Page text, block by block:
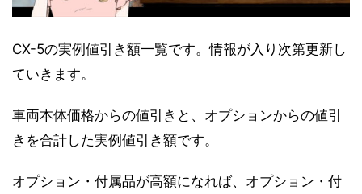
CX-5の実例値引き額一覧です。情報が入り次第更新し
ていきます。
車両本体価格からの値引きと、オプションからの値引
きを合計した実例値引き額です。
オプション・付属品が高額になれば、オプション・付